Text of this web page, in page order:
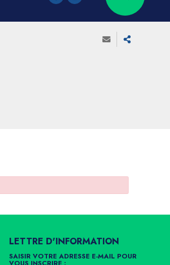
LETTRE D'INFORMATION
SAISIR VOTRE ADRESSE E-MAIL POUR